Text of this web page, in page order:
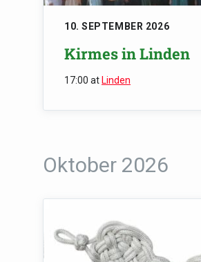
10. SEPTEMBER 2026
Kirmes in Linden
17:00 at Linden
Oktober 2026